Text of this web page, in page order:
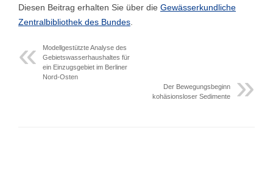
Diesen Beitrag erhalten Sie über die Gewässerkundliche
Zentralbibliothek des Bundes
Modellgestützte Analyse des
Gebietswasserhaushaltes für
ein Einzugsgebiet im Berliner
Nord-Osten
Der Bewegungsbeginn
kohäsionsloser Sedimente